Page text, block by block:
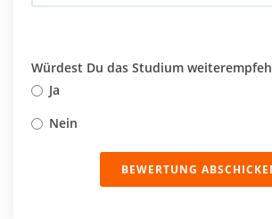
Würdest Du das Studium
Ja
Nein
BEWERTUNG